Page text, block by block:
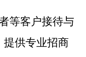
等客户接待与
提供专业招商